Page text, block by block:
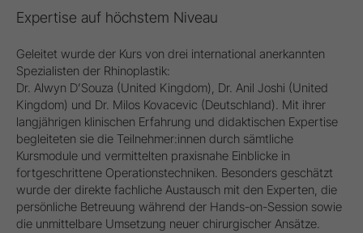
Expertise auf höchstem Niveau
Geleitet wurde der Kurs von drei international anerkannten
Spezialisten der Rhinoplastik:
Dr. Alwyn D’Souza (United Kingdom), Dr. Anil Joshi (United
Kingdom) und Dr. Milos Kovacevic (Deutschland). Mit ihrer
langjährigen klinischen Erfahrung und didaktischen Expertise
begleiteten sie die Teilnehmer:innen durch sämtliche
Kursmodule und vermittelten praxisnahe Einblicke in
fortgeschrittene Operationstechniken. Besonders geschätzt
wurde der direkte fachliche Austausch mit den Experten, die
persönliche Betreuung während der Hands-on-Session sowie
die unmittelbare Umsetzung neuer chirurgischer Ansätze.